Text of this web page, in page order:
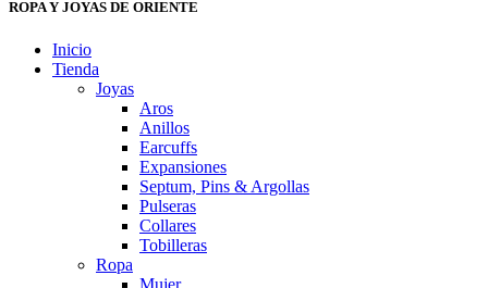
ROPA Y JOYAS DE ORIENTE
Inicio
Tienda
Joyas
Aros
Anillos
Earcuffs
Expansiones
Septum, Pins & Argollas
Pulseras
Collares
Tobilleras
Ropa